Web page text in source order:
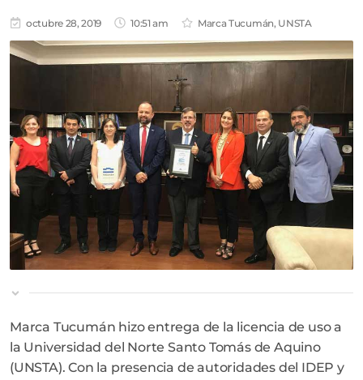
octubre 28, 2019 10:51 am Marca Tucumán, UNSTA
Marca Tucumán hizo entrega de la licencia de uso a
la Universidad del Norte Santo Tomás de Aquino
(UNSTA). Con la presencia de autoridades del IDEP y